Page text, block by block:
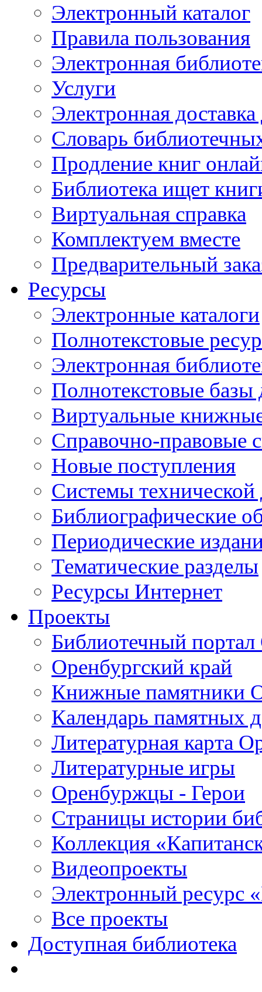
Электронный каталог
Правила пользования
Электронная
Услуги
Электронная
Словарь
Продление книг
Библиотека ищет
Виртуальная справка
Комплектуем вместе
Предварительный
Ресурсы
Электронные каталоги
Полнотекстовые
Электронная
Полнотекстовые
Виртуальные
Справочно-правовые
Новые поступления
Cистемы
Библиографические
Периодические
Тематические разделы
Ресурсы Интернет
Проекты
Библиотечный портал
Оренбургский край
Книжные памятники
Календарь памятных
Литературная карта
Литературные игры
Оренбуржцы - Герои
Страницы истории
Коллекция
Видеопроекты
Электронный ресурс
Все проекты
Доступная библиотека